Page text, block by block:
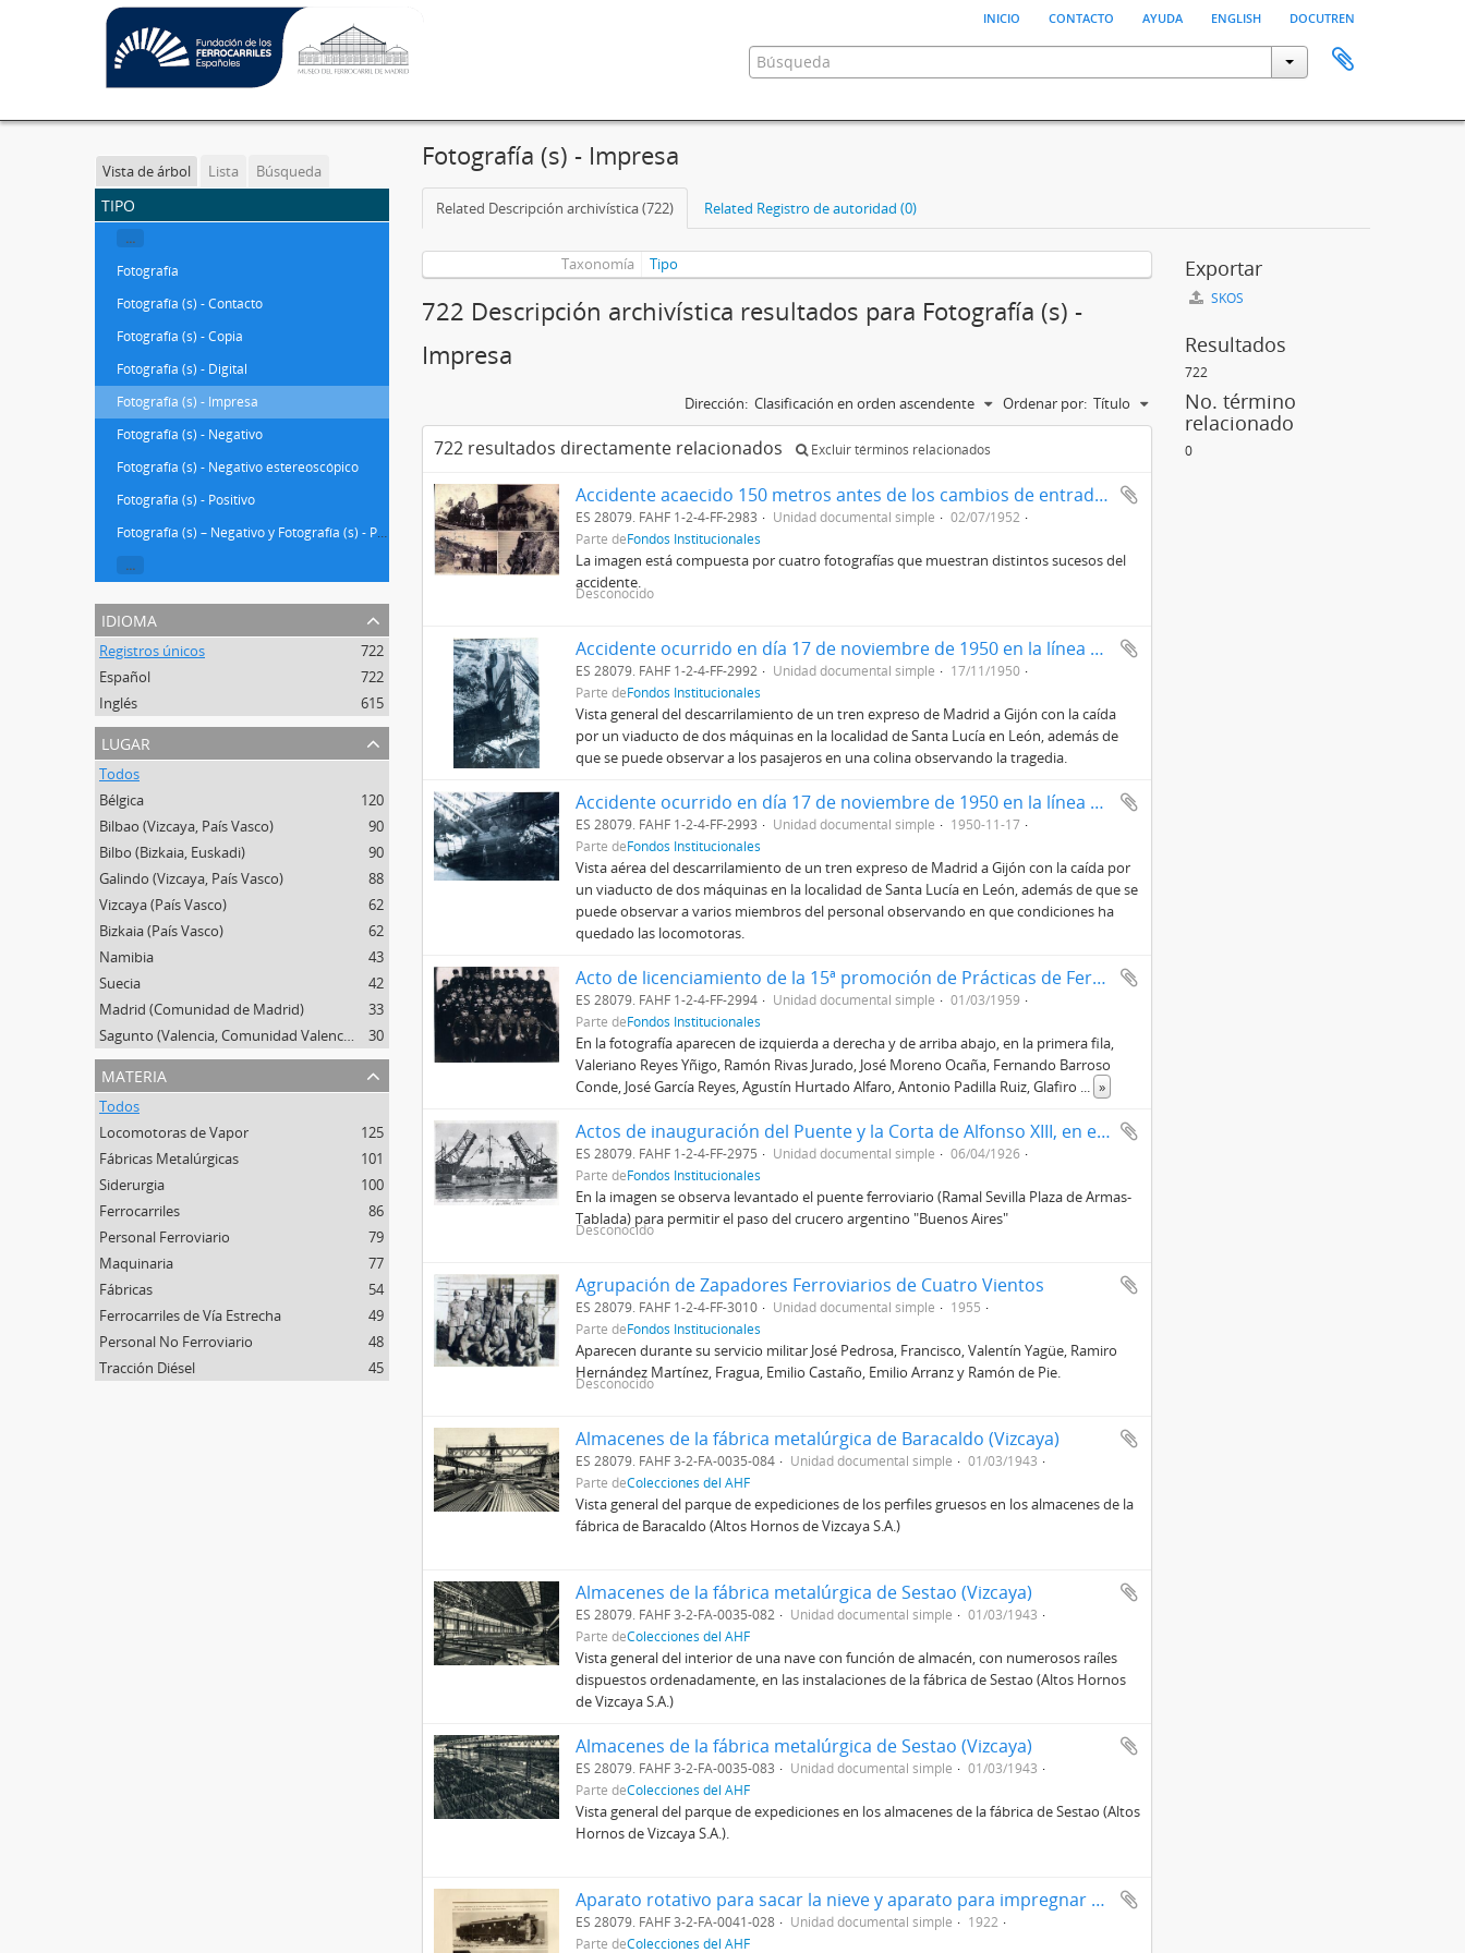
inicio contacto ayuda english docutren
Vista de árbol Lista Búsqueda
tipo
...
Fotografía
Fotografía (s) - Contacto
Fotografía (s) - Copia
Fotografía (s) - Digital
Fotografía (s) - Impresa
Fotografía (s) - Negativo
Fotografía (s) - Negativo estereoscópico
Fotografía (s) - Positivo
Fotografía (s) – Negativo y Fotografía (s) - Positivo
...
idioma
Registros únicos
722
Español
722
Inglés
615
lugar
Todos
Bélgica
120
Bilbao (Vizcaya, País Vasco)
90
Bilbo (Bizkaia, Euskadi)
90
Galindo (Vizcaya, País Vasco)
88
Vizcaya (País Vasco)
62
Bizkaia (País Vasco)
62
Namibia
43
Suecia
42
Madrid (Comunidad de Madrid)
33
Sagunto (Valencia, Comunidad Valenciana)
30
materia
Todos
Locomotoras de Vapor
125
Fábricas Metalúrgicas
101
Siderurgia
100
Ferrocarriles
86
Personal Ferroviario
79
Maquinaria
77
Fábricas
54
Ferrocarriles de Vía Estrecha
49
Personal No Ferroviario
48
Tracción Diésel
45
Fotografía (s) - Impresa
Related Descripción archivística (722) Related Registro de autoridad (0)
Taxonomía Tipo
722 Descripción archivística resultados para Fotografía (s) -
Impresa
Ordenar por: Título
Dirección: Clasificación en orden ascendente
722 resultados directamente relacionados Excluir términos relacionados
Accidente acaecido 150 metros antes de los cambios de entrada de la estación de Aguilar de Segarra por el choque del tren mercancías nº 35, tirado por la locomotora 4273, con el expreso procedente de Irún - Vigo - Bilbao y con destino a Barcelona - Vilanova
ES 28079. FAHF 1-2-4-FF-2983 Unidad documental simple
02/07/1952
Parte deFondos Institucionales
La imagen está compuesta por cuatro fotografías que muestran distintos sucesos del
accidente.
Desconocido
Accidente ocurrido en día 17 de noviembre de 1950 en la línea de León a Gijón, concretamente a la salida de la estación de Santa Lucía, lado Ciñera
ES 28079. FAHF 1-2-4-FF-2992 Unidad documental simple
17/11/1950
Parte deFondos Institucionales
Vista general del descarrilamiento de un tren expreso de Madrid a Gijón con la caída
por un viaducto de dos máquinas en la localidad de Santa Lucía en León, además de
que se puede observar a los pasajeros en una colina observando la tragedia.
Accidente ocurrido en día 17 de noviembre de 1950 en la línea de León a Gijón, concretamente a la salida de la estación de Santa Lucía, lado Ciñera
ES 28079. FAHF 1-2-4-FF-2993 Unidad documental simple
1950-11-17
Parte deFondos Institucionales
Vista aérea del descarrilamiento de un tren expreso de Madrid a Gijón con la caída por
un viaducto de dos máquinas en la localidad de Santa Lucía en León, además de que se
puede observar a varios miembros del personal observando en que condiciones ha
quedado las locomotoras.
Acto de licenciamiento de la 15ª promoción de Prácticas de Ferrocarriles (explotación y estaciones) de la Escuela de Córdoba perteneciente al regimiento de Movilización y Prácticas de Ferrocarriles, 6º Batallón, 15ª Unidad
ES 28079. FAHF 1-2-4-FF-2994 Unidad documental simple
01/03/1959
Parte deFondos Institucionales
En la fotografía aparecen de izquierda a derecha y de arriba abajo, en la primera fila,
Valeriano Reyes Yñigo, Ramón Rivas Jurado, José Moreno Ocaña, Fernando Barroso
Conde, José García Reyes, Agustín Hurtado Alfaro, Antonio Padilla Ruiz, Glafiro ... »
Actos de inauguración del Puente y la Corta de Alfonso XIII, en el río Guadalquivir en Sevilla
ES 28079. FAHF 1-2-4-FF-2975 Unidad documental simple
06/04/1926
Parte deFondos Institucionales
En la imagen se observa levantado el puente ferroviario (Ramal Sevilla Plaza de Armas-
Tablada) para permitir el paso del crucero argentino "Buenos Aires"
Desconocido
Agrupación de Zapadores Ferroviarios de Cuatro Vientos
ES 28079. FAHF 1-2-4-FF-3010 Unidad documental simple
1955
Parte deFondos Institucionales
Aparecen durante su servicio militar José Pedrosa, Francisco, Valentín Yagüe, Ramiro
Hernández Martínez, Fragua, Emilio Castaño, Emilio Arranz y Ramón de Pie.
Desconocido
Almacenes de la fábrica metalúrgica de Baracaldo (Vizcaya)
ES 28079. FAHF 3-2-FA-0035-084 Unidad documental simple
01/03/1943
Parte deColecciones del AHF
Vista general del parque de expediciones de los perfiles gruesos en los almacenes de la
fábrica de Baracaldo (Altos Hornos de Vizcaya S.A.)
Almacenes de la fábrica metalúrgica de Sestao (Vizcaya)
ES 28079. FAHF 3-2-FA-0035-082 Unidad documental simple
01/03/1943
Parte deColecciones del AHF
Vista general del interior de una nave con función de almacén, con numerosos raíles
dispuestos ordenadamente, en las instalaciones de la fábrica de Sestao (Altos Hornos
de Vizcaya S.A.)
Almacenes de la fábrica metalúrgica de Sestao (Vizcaya)
ES 28079. FAHF 3-2-FA-0035-083 Unidad documental simple
01/03/1943
Parte deColecciones del AHF
Vista general del parque de expediciones en los almacenes de la fábrica de Sestao (Altos
Hornos de Vizcaya S.A.).
Aparato rotativo para sacar la nieve y aparato para impregnar madera
ES 28079. FAHF 3-2-FA-0041-028 Unidad documental simple
1922
Parte deColecciones del AHF
Exportar
SKOS
Resultados
722
No. término
relacionado
0